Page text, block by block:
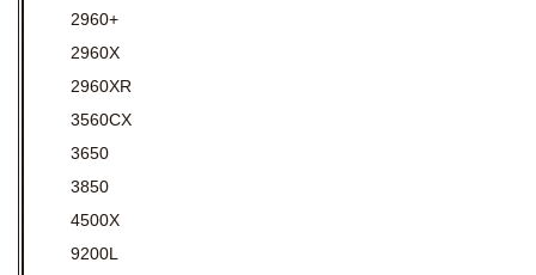
2960+
2960X
2960XR
3560CX
3650
3850
4500X
9200L